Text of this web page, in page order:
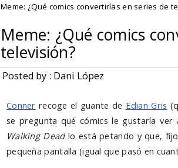
Meme: ¿Qué comics convertirías en series de
Meme: ¿Qué comics
televisión?
Posted by : Dani López
Conner recoge el guante de Edian Gris
se pregunta qué cómics le gustaría
Walking Deadlo está petando y que,
pequeña pantalla (igual que pasó en